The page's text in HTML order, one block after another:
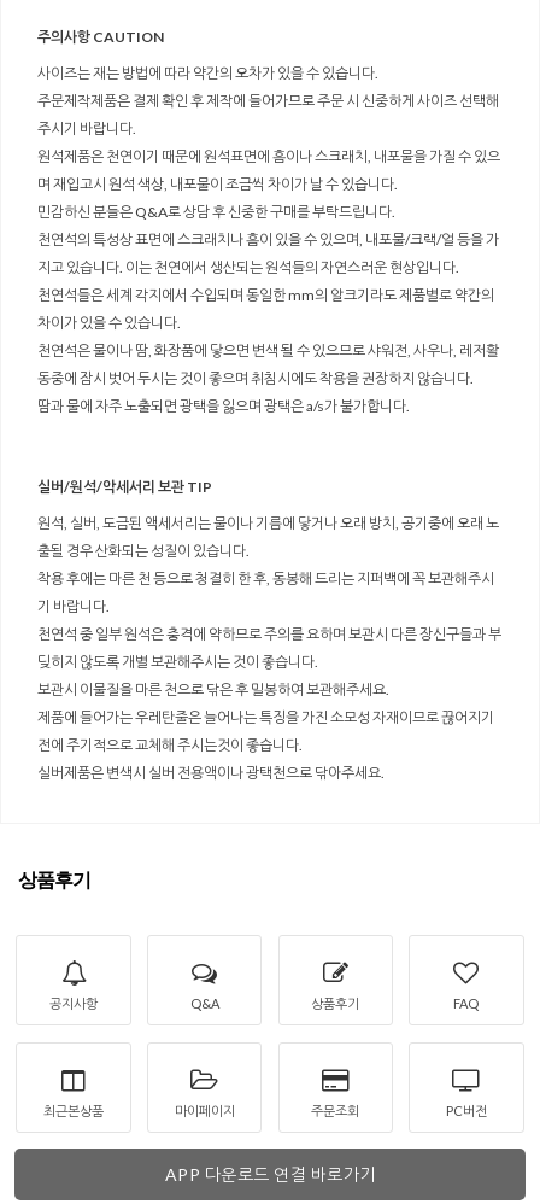
주의사항 CAUTION
사이즈는 재는 방법에 따라 약간의 오차가 있을 수 있습니다.
주문제작제품은 결제 확인 후 제작에 들어가므로 주문 시 신중하게 사이즈 선택해
주시기 바랍니다.
원석제품은 천연이기 때문에 원석표면에 흠이나 스크래치, 내포물을 가질 수 있으
며 재입고시 원석 색상, 내포물이 조금씩 차이가 날 수 있습니다.
민감하신 분들은 Q&A로 상담 후 신중한 구매를 부탁드립니다.
천연석의 특성상 표면에 스크래치나 흠이 있을 수 있으며, 내포물/크랙/얼 등을 가
지고 있습니다. 이는 천연에서 생산되는 원석들의 자연스러운 현상입니다.
천연석들은 세계 각지에서 수입되며 동일한 mm의 알크기라도 제품별로 약간의
차이가 있을 수 있습니다.
천연석은 물이나 땀, 화장품에 닿으면 변색 될 수 있으므로 샤워전, 사우나, 레저활
동중에 잠시 벗어 두시는 것이 좋으며 취침시에도 착용을 권장하지 않습니다.
땀과 물에 자주 노출되면 광택을 잃으며 광택은 a/s가 불가합니다.
실버/원석/악세서리 보관 TIP
원석, 실버, 도금된 액세서리는 물이나 기름에 닿거나 오래 방치, 공기중에 오래 노
출될 경우 산화되는 성질이 있습니다.
착용 후에는 마른 천 등으로 청결히 한 후, 동봉해 드리는 지퍼백에 꼭 보관해주시
기 바랍니다.
천연석 중 일부 원석은 충격에 약하므로 주의를 요하며 보관시 다른 장신구들과 부
딪히지 않도록 개별 보관해주시는 것이 좋습니다.
보관시 이물질을 마른 천으로 닦은 후 밀봉하여 보관해주세요.
제품에 들어가는 우레탄줄은 늘어나는 특징을 가진 소모성 자재이므로 끊어지기
전에 주기적으로 교체해 주시는것이 좋습니다.
실버제품은 변색시 실버 전용액이나 광택천으로 닦아주세요.
상품후기
공지사항 Q&A 상품후기 FAQ
최근본상품 마이페이지 주문조회 PC버전
APP 다운로드 연결 바로가기